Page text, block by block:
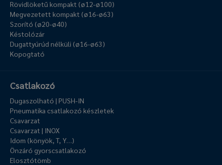
Rövidlöketű kompakt (ø12-ø100)
Megvezetett kompakt (ø16-ø63)
Szorító (ø20-ø40)
Késtolózár
Dugattyúrúd nélküli (ø16-ø63)
Kopogtató
Csatlakozó
Dugaszolható | PUSH-IN
Pneumatika csatlakozó készletek
Csavarzat
Csavarzat | INOX
Idom (könyök, T, Y…)
Önzáró gyorscsatlakozó
Elosztótömb